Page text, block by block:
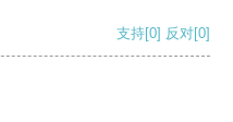
支持[0] 反对[0]